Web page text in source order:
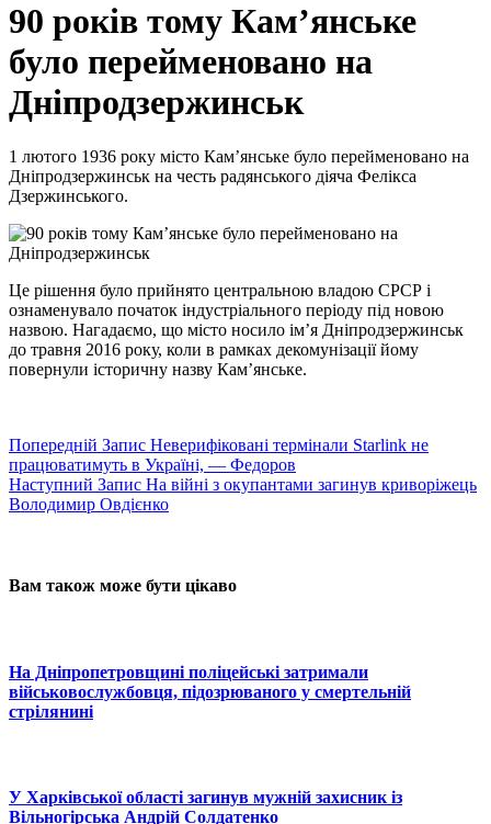
90 років тому Кам’янське
було перейменовано на
Дніпродзержинськ
1 лютого 1936 року місто Кам’янське було перейменовано на
Дніпродзержинськ на честь радянського діяча Фелікса
Дзержинського.
Це рішення було прийнято центральною владою СРСР і
ознаменувало початок індустріального періоду під новою
назвою. Нагадаємо, що місто носило ім’я Дніпродзержинськ
до травня 2016 року, коли в рамках декомунізації йому
повернули історичну назву Кам’янське.
Попередній Запис Неверифіковані термінали Starlink не
працюватимуть в Україні, — Федоров
Наступний Запис На війні з окупантами загинув криворіжець
Володимир Овдієнко
Вам також може бути цікаво
На Дніпропетровщині поліцейські затримали
військовослужбовця, підозрюваного у смертельній
стрілянині
У Харківської області загинув мужній захисник із
Вільногірська Андрій Солдатенко